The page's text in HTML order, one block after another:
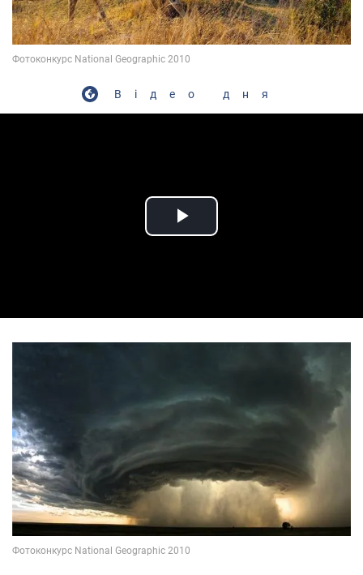
Відео дня
Play Video